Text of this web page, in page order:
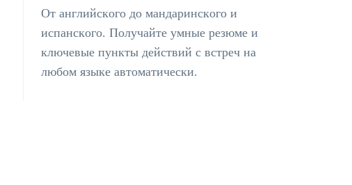
От английского до мандаринского и
испанского. Получайте умные резюме и
ключевые пункты действий с встреч на
любом языке автоматически.